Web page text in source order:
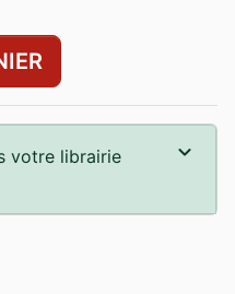
votre librairie